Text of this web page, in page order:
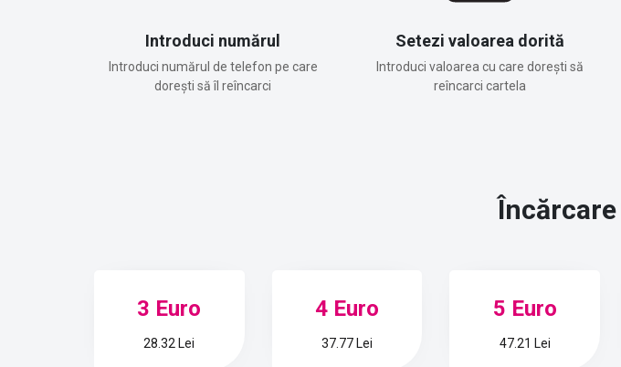
Introduci numărul
Introduci numărul de telefon pe care
dorești să îl reîncarci
Setezi valoarea dorită
Introduci valoarea cu care dorești să
reîncarci cartela
Încărcare
3 Euro
28.32 Lei
4 Euro
37.77 Lei
5 Euro
47.21 Lei